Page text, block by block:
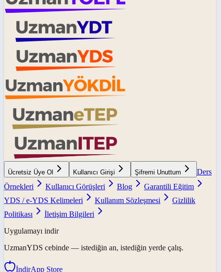
Ücretsiz Üye Ol Kullanıcı Girişi Şifremi Unuttum
Ders
Örnekleri
Kullanıcı Görüşleri Blog
Garantili Eğitim
YDS / e-YDS Kelimeleri
Kullanım Sözleşmesi
Gizlilik
Politikası
İletişim Bilgileri
Uygulamayı indir
UzmanYDS cebinde — istediğin an, istediğin yerde çalış.
İndirApp Store